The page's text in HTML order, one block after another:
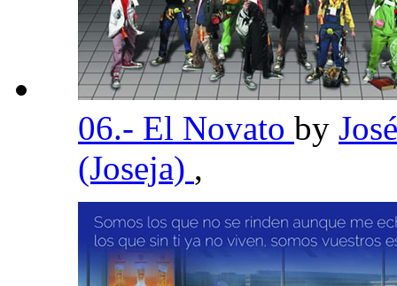
06.- El Novato by
(Joseja) ,